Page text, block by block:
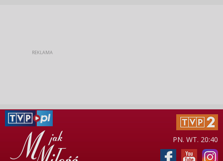
PN. WT. 20:40